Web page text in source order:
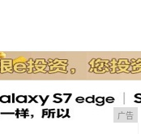
广告